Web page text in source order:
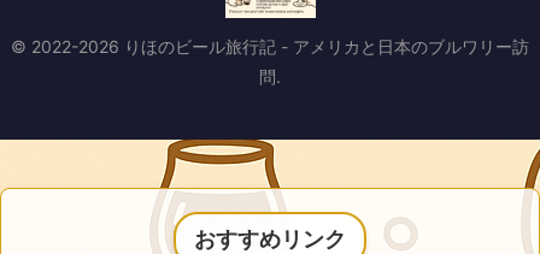
© 2022-2026 りほのビール旅行記 - アメリカと日本のブルワリー訪
問.
おすすめリンク